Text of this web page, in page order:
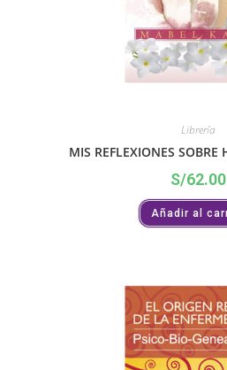
Librería
MIS REFLEXIONES SOBRE
S/62.00
Añadir al